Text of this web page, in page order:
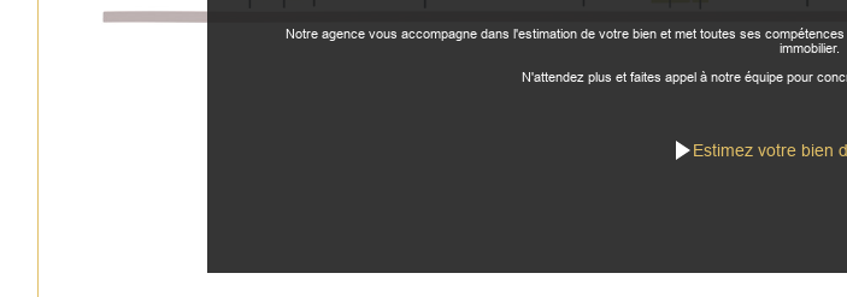
Notre agence vous accompagne dans l'estimation de votre bien et met toutes ses
immobilier.
N'attendez plus et faites appel à notre équipe pour
Estimez votre bien